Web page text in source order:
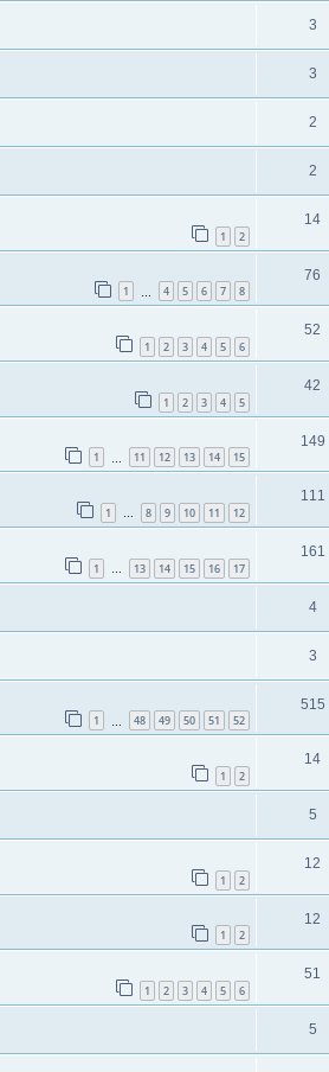
3
3
2
2
1 2
14
1 4 5 6 7 8
76
1 2 3 4 5 6
52
1 2 3 4 5
42
1 11 12 13 14 15
149
1 … 8 9 10 11 12
111
1 … 13 14 15 16 17
161
4
3
1 48 49 50 51 52
515
1 2
14
5
1 2
12
1 2
12
1 2 3 4 5 6
51
5